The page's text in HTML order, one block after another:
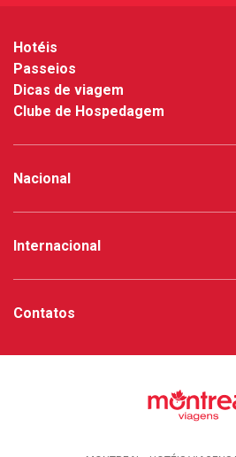
Hotéis
Passeios
Dicas de viagem
Clube de Hospedagem
Nacional
Internacional
Contatos